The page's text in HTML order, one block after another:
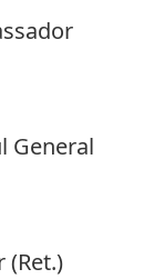
General
(Ret.)